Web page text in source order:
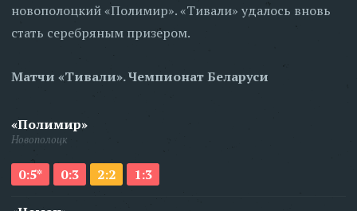
новополоцкий «Полимир». «Тивали» удалось вновь
стать серебряным призером.
Матчи «Тивали». Чемпионат Беларуси
«Полимир»
Новополоцк
0:5* 0:3 2:2 1:3